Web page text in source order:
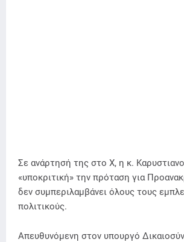
Σε ανάρτησή της στο Χ, η κ.
«υποκριτική» την πρόταση για
δεν συμπεριλαμβάνει όλους τους
πολιτικούς.
Απευθυνόμενη στον υπουργό